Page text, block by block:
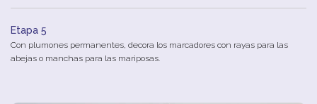
Etapa 5
Con plumones permanentes, decora los marcadores con rayas para las
abejas o manchas para las mariposas.